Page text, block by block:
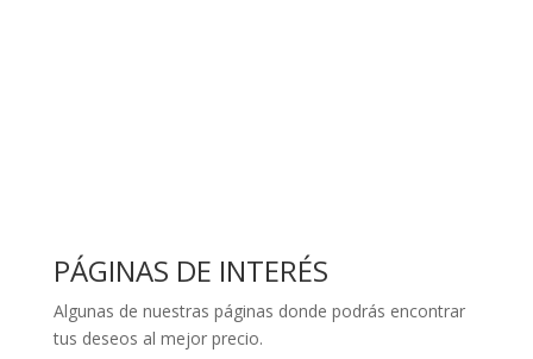
PÁGINAS DE INTERÉS
Algunas de nuestras páginas donde podrás encontrar
tus deseos al mejor precio.